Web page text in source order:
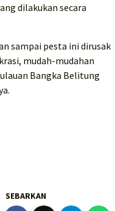
dilakukan secara
sampai pesta ini dirusak
mudah-mudahan
Bangka Belitung
SEBARKAN